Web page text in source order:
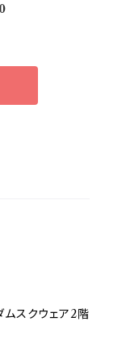
スクウェア2階